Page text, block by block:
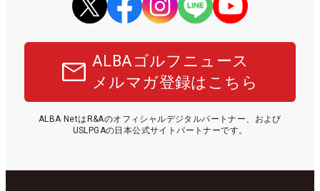
ALBAゴルフニュース
メルマガ登録はこちら
ALBA NetはR&Aのオフィシャルデジタルパートナー、および
USLPGAの日本公式サイトパートナーです。